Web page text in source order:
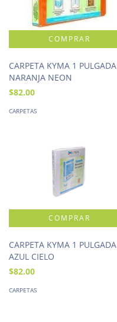
CARPETA KYMA 1 PULGADA
NARANJA NEON
$82.00
CARPETAS
CARPETA KYMA 1 PULGADA
AZUL CIELO
$82.00
CARPETAS